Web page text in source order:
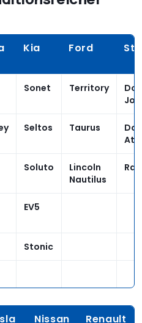
Kia Ford
Sonet Territory
Seltos Taurus
Soluto
Lincoln
Nautilus
EV5
Stonic
Nissan Renault